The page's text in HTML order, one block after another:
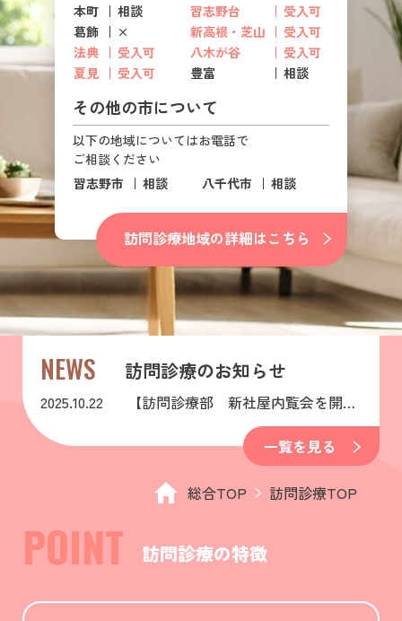
本町
相談
葛飾
×
法典
受入可
夏見
受入可
習志野台
受入可
新高根・芝山
受入可
八木が谷
受入可
豊富
相談
その他の市について
以下の地域についてはお電話で
ご相談ください
習志野市
相談 八千代市 相談
訪問診療地域の詳細はこちら
NEWS 訪問診療のお知らせ
2025.10.22
【訪問診療部 新社屋内覧会を開催
一覧を見る
総合TOP 訪問診療TOP
POINT 訪問診療の特徴